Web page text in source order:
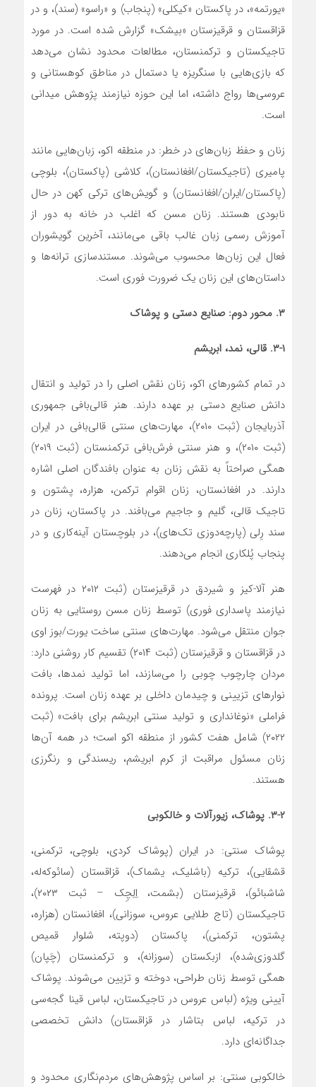
«یورتمه»، در پاکستان «کیکلی» (پنجاب) و «راسو» (سند)، و در
قزاقستان و قرقیزستان «بیشک» گزارش شده است. در مورد
تاجیکستان و ترکمنستان، مطالعات محدود نشان می‌دهد
که بازی‌هایی با سنگریزه یا دستمال در مناطق کوهستانی و
عروسی‌ها رواج داشته، اما این حوزه نیازمند پژوهش میدانی
است.
زنان و حفظ زبان‌های در خطر: در منطقه اکو، زبان‌هایی مانند
پامیری (تاجیکستان/افغانستان)، کلاشی (پاکستان)، بلوچی
(پاکستان/ایران/افغانستان) و گویش‌های ترکی کهن در حال
نابودی هستند. زنان مسن که اغلب در خانه به دور از
آموزش رسمی زبان غالب باقی می‌مانند، آخرین گویشوران
فعال این زبان‌ها محسوب می‌شوند. مستندسازی ترانه‌ها و
داستان‌های این زنان یک ضرورت فوری است.
۳. محور دوم: صنایع دستی و پوشاک
۳-۱. قالی، نمد، ابریشم
در تمام کشورهای اکو، زنان نقش اصلی را در تولید و انتقال
دانش صنایع دستی بر عهده دارند. هنر قالی‌بافی جمهوری
آذربایجان (ثبت ۲۰۱۰)، مهارت‌های سنتی قالی‌بافی در ایران
(ثبت ۲۰۱۰)، و هنر سنتی فرش‌بافی ترکمنستان (ثبت ۲۰۱۹)
همگی صراحتاً به نقش زنان به عنوان بافندگان اصلی اشاره
دارند. در افغانستان، زنان اقوام ترکمن، هزاره، پشتون و
تاجیک قالی، گلیم و جاجیم می‌بافند. در پاکستان، زنان در
سند رِلی (پارچه‌دوزی تک‌های)، در بلوچستان آینه‌کاری و در
پنجاب پُلکاری انجام می‌دهند.
هنر آلا-کیز و شیردق در قرقیزستان (ثبت ۲۰۱۲ در فهرست
نیازمند پاسداری فوری) توسط زنان مسن روستایی به زنان
جوان منتقل می‌شود. مهارت‌های سنتی ساخت یورت/بوز اوی
در قزاقستان و قرقیزستان (ثبت ۲۰۱۴) تقسیم کار روشنی دارد:
مردان چارچوب چوبی را می‌سازند، اما تولید نمدها، بافت
نوارهای تزیینی و چیدمان داخلی بر عهده زنان است. پرونده
فراملی «نوغانداری و تولید سنتی ابریشم برای بافت» (ثبت
۲۰۲۲) شامل هفت کشور از منطقه اکو است؛ در همه آن‌ها
زنان مسئول مراقبت از کرم ابریشم، ریسندگی و رنگرزی
هستند.
۳-۲. پوشاک، زیورآلات و خالکوبی
پوشاک سنتی: در ایران (پوشاک کردی، بلوچی، ترکمنی،
قشقایی)، ترکیه (باشلیک، یشماک)، قزاقستان (سائوکه‌له،
شاشبائو)، قرقیزستان (بشمت، اِلِچِک – ثبت ۲۰۲۳)،
تاجیکستان (تاج طلایی عروس، سوزانی)، افغانستان (هزاره،
پشتون، ترکمنی)، پاکستان (دوپته، شلوار قمیص
گلدوزی‌شده)، ازبکستان (سوزانه)، و ترکمنستان (چَپان)
همگی توسط زنان طراحی، دوخته و تزیین می‌شوند. پوشاک
آیینی ویژه (لباس عروس در تاجیکستان، لباس قینا گجه‌سی
در ترکیه، لباس بتاشار در قزاقستان) دانش تخصصی
جداگانه‌ای دارد.
خالکوبی سنتی: بر اساس پژوهش‌های مردم‌نگاری محدود و